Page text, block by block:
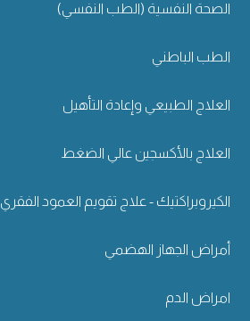
الصحة النفسية (الطب النفسي)
الطب الباطني
العلاج الطبيعي وإعادة التأهيل
العلاج بالأكسجين عالي الضغط
الكيروبراكتيك - علاج تقويم العمود الفقري
أمراض الجهاز الهضمي
امراض الدم